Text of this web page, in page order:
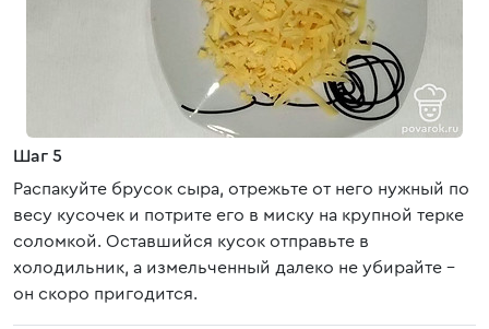
Шаг 5
Распакуйте брусок сыра, отрежьте от него нужный по
весу кусочек и потрите его в миску на крупной терке
соломкой. Оставшийся кусок отправьте в
холодильник, а измельченный далеко не убирайте –
он скоро пригодится.